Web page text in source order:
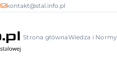
kontakt@stal.info.pl
Strona głównaWiedza i Normy